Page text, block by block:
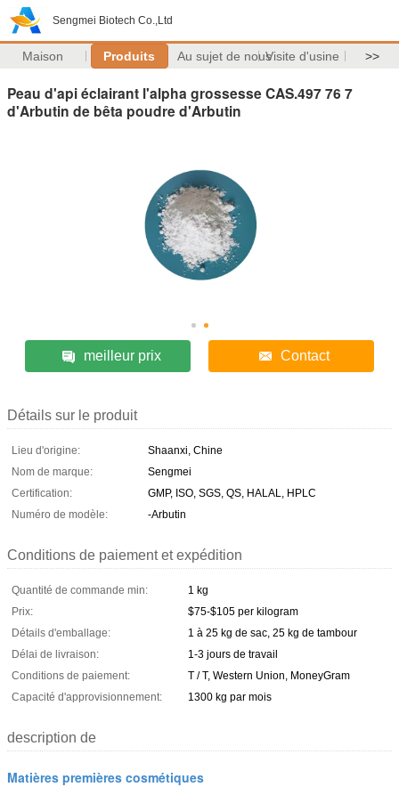
Sengmei Biotech Co.,Ltd
Maison Produits Au sujet de nousVisite d'usine >>
Peau d'api éclairant l'alpha grossesse CAS.497 76 7
d'Arbutin de bêta poudre d'Arbutin
meilleur prix Contact
Détails sur le produit
Lieu d'origine:
Shaanxi, Chine
Nom de marque:
Sengmei
Certification:
GMP, ISO, SGS, QS, HALAL, HPLC
Numéro de modèle:
-Arbutin
Conditions de paiement et expédition
Quantité de commande min:
1 kg
Prix:
$75-$105 per kilogram
Détails d'emballage:
1 à 25 kg de sac, 25 kg de tambour
Délai de livraison:
1-3 jours de travail
Conditions de paiement:
T / T, Western Union, MoneyGram
Capacité d'approvisionnement:
1300 kg par mois
description de
Matières premières cosmétiques